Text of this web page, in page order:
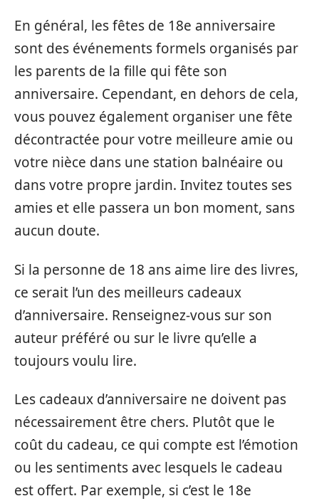
En général, les fêtes de 18e anniversaire
sont des événements formels organisés par
les parents de la fille qui fête son
anniversaire. Cependant, en dehors de cela,
vous pouvez également organiser une fête
décontractée pour votre meilleure amie ou
votre nièce dans une station balnéaire ou
dans votre propre jardin. Invitez toutes ses
amies et elle passera un bon moment, sans
aucun doute.
Si la personne de 18 ans aime lire des livres,
ce serait l’un des meilleurs cadeaux
d’anniversaire. Renseignez-vous sur son
auteur préféré ou sur le livre qu’elle a
toujours voulu lire.
Les cadeaux d’anniversaire ne doivent pas
nécessairement être chers. Plutôt que le
coût du cadeau, ce qui compte est l’émotion
ou les sentiments avec lesquels le cadeau
est offert. Par exemple, si c’est le 18e